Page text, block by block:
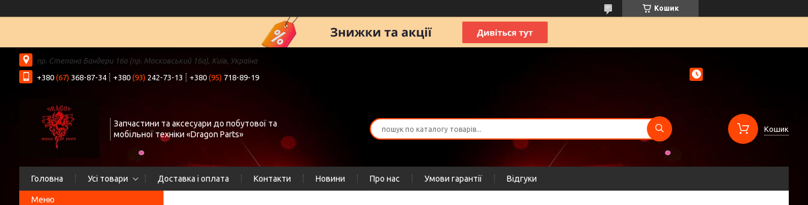
Кошик
пр. Степана Бандери 16а (пр. Московський 16а), Київ, Україна
+380 (67) 368-87-34 +380 (93) 242-73-13 +380 (95) 718-89-19
Запчастини та аксесуари до побутової та
мобільної техніки «Dragon Parts»
Кошик
Головна Усі товари Доставка і оплата Контакти Новини Про нас Умови гарантії Відгуки